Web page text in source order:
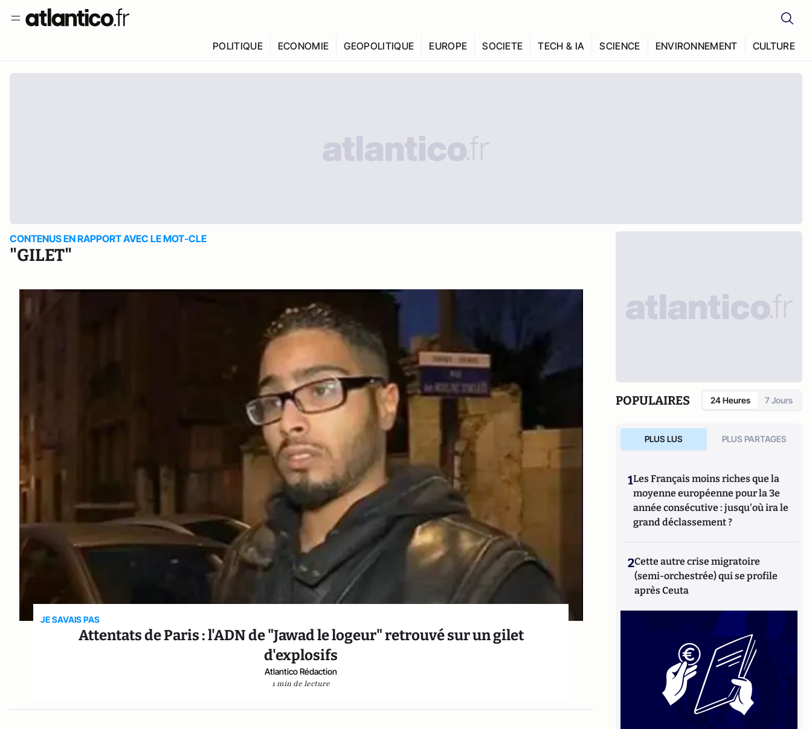
POLITIQUE ECONOMIE GEOPOLITIQUE EUROPE SOCIETE TECH & IA SCIENCE ENVIRONNEMENT CULTURE
CONTENUS EN RAPPORT AVEC LE MOT-CLE
"GILET"
JE SAVAIS PAS
Attentats de Paris : l'ADN de "Jawad le logeur" retrouvé sur un gilet
d'explosifs
Atlantico Rédaction
1 min de lecture
POPULAIRES 24 Heures 7 Jours
PLUS LUS PLUS PARTAGES
1Les Français moins riches que la
moyenne européenne pour la 3e
année consécutive : jusqu'où ira le
grand déclassement ?
2Cette autre crise migratoire
(semi-orchestrée) qui se profile
après Ceuta